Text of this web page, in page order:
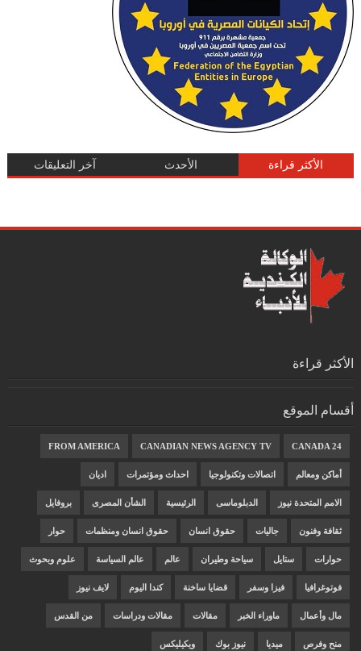
الأكثر قراءة الأحدث آخر التعليقات
الأكثر قراءة
أقسام الموقع
CANADA 24
CANADIAN NEWS AGENCY TV
FROM AMERICA
أماكن ومعالم اتصالات وتكنولوجيا احداث ومؤتمرات اديان
الامم المتحدة نيوز الدبلوماسى الرئيسية الشأن المصرى بروفايل
ثقافة وفنون جاليات حقوق انسان حقوق انسان ومنظمات حوار
حوارات ستايل سياحة وطيران عالم عالم السياسة علوم وبحوث
فوتوغرافيا فيزا وسفر قضايا ساخنة كندا اليوم لايف نيوز
مال وأعمال ماوراء الخبر مقالات مقالات ودراسات من القدس
منح وفرص ميديا نيوز بوك ويكيليكس